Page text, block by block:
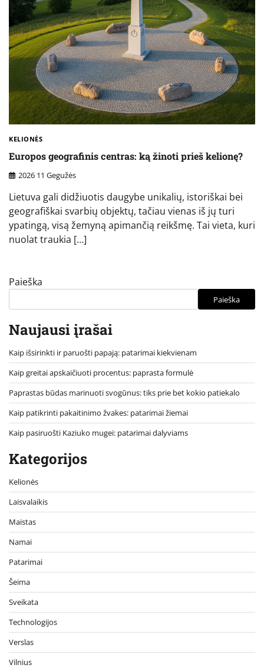
KELIONĖS
Europos geografinis centras: ką žinoti prieš kelionę?
2026 11 Gegužės
Lietuva gali didžiuotis daugybe unikalių, istoriškai bei
geografiškai svarbių objektų, tačiau vienas iš jų turi
ypatingą, visą žemyną apimančią reikšmę. Tai vieta, kuri
nuolat traukia […]
Paieška
Paieška
Naujausi įrašai
Kaip išsirinkti ir paruošti papają: patarimai kiekvienam
Kaip greitai apskaičiuoti procentus: paprasta formulė
Paprastas būdas marinuoti svogūnus: tiks prie bet kokio patiekalo
Kaip patikrinti pakaitinimo žvakes: patarimai žiemai
Kaip pasiruošti Kaziuko mugei: patarimai dalyviams
Kategorijos
Kelionės
Laisvalaikis
Maistas
Namai
Patarimai
Šeima
Sveikata
Technologijos
Verslas
Vilnius